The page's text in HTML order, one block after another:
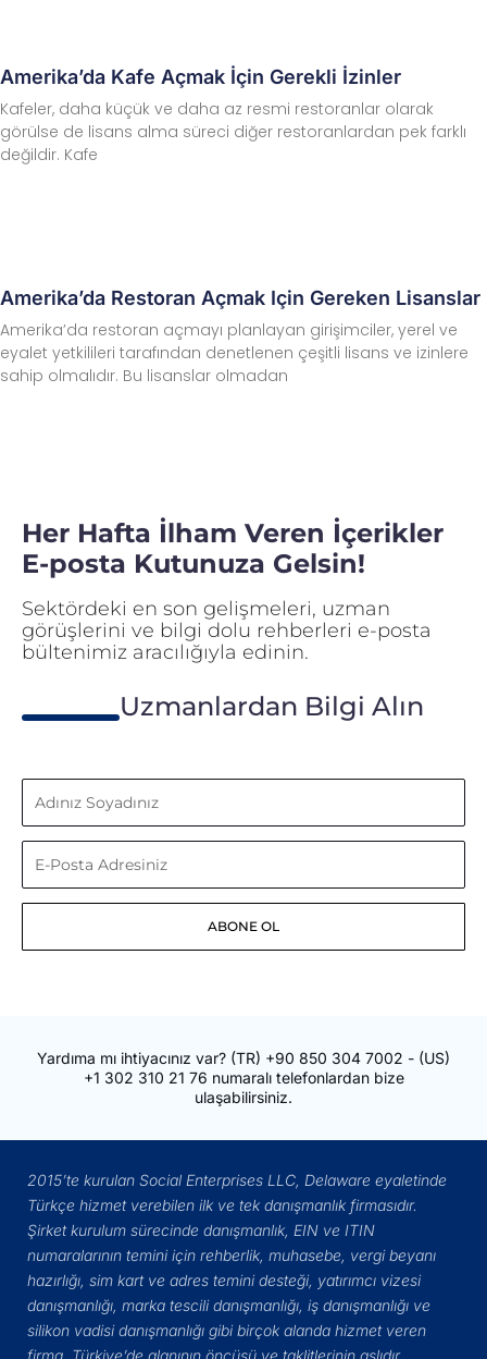
Amerika’da Kafe Açmak İçin Gerekli İzinler
Kafeler, daha küçük ve daha az resmi restoranlar olarak
görülse de lisans alma süreci diğer restoranlardan pek farklı
değildir. Kafe
Amerika’da Restoran Açmak Için Gereken Lisanslar
Amerika’da restoran açmayı planlayan girişimciler, yerel ve
eyalet yetkilileri tarafından denetlenen çeşitli lisans ve izinlere
sahip olmalıdır. Bu lisanslar olmadan
Her Hafta İlham Veren İçerikler
E-posta Kutunuza Gelsin!
Sektördeki en son gelişmeleri, uzman
görüşlerini ve bilgi dolu rehberleri e-posta
bültenimiz aracılığıyla edinin.
Uzmanlardan Bilgi Alın
Adınız
Soyadınız
E-
Posta
ABONE OL
Yardıma mı ihtiyacınız var? (TR) +90 850 304 7002 - (US)
+1 302 310 21 76 numaralı telefonlardan bize
ulaşabilirsiniz.
2015’te kurulan Social Enterprises LLC, Delaware eyaletinde
Türkçe hizmet verebilen ilk ve tek danışmanlık firmasıdır.
Şirket kurulum sürecinde danışmanlık, EIN ve ITIN
numaralarının temini için rehberlik, muhasebe, vergi beyanı
hazırlığı, sim kart ve adres temini desteği, yatırımcı vizesi
danışmanlığı, marka tescili danışmanlığı, iş danışmanlığı ve
silikon vadisi danışmanlığı gibi birçok alanda hizmet veren
firma, Türkiye’de alanının öncüsü ve taklitlerinin aslıdır.